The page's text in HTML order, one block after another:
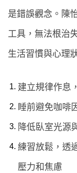
是錯誤觀念。陳
工具，無法根治
生活習慣與心理
建立規律作息
睡前避免咖啡
降低臥室光源
練習放鬆，透
壓力和焦慮